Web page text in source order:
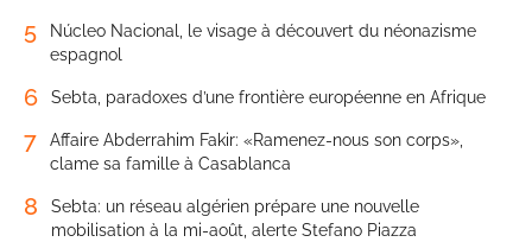
5
Núcleo Nacional, le visage à découvert du néonazisme
espagnol
6 Sebta, paradoxes d’une frontière européenne en Afrique
7
Affaire Abderrahim Fakir: «Ramenez-nous son corps»,
clame sa famille à Casablanca
8
Sebta: un réseau algérien prépare une nouvelle
mobilisation à la mi-août, alerte Stefano Piazza